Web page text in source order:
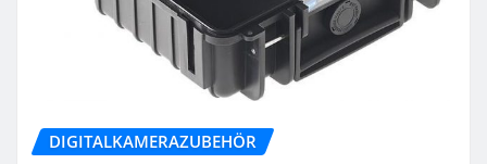
DIGITALKAMERAZUBEHÖR